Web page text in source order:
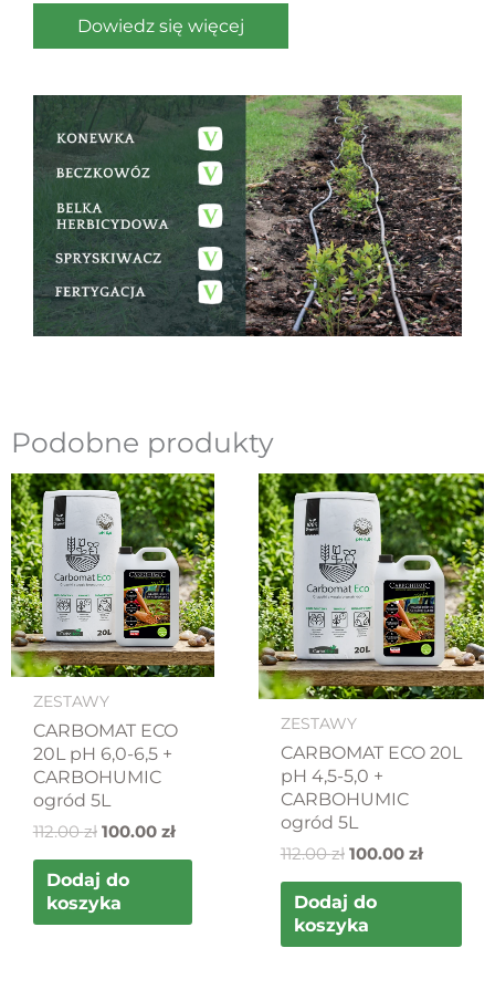
Dowiedz się więcej
Podobne produkty
ZESTAWY
CARBOMAT ECO
20L pH 6,0-6,5 +
CARBOHUMIC
ogród 5L
112.00zł
Pierwotna
cena
wynosiła:
112.00 zł.
100.00 zł
Aktualna
cena
wynosi:
100.00 zł.
Dodaj do
koszyka
ZESTAWY
CARBOMAT ECO 20L
pH 4,5-5,0 +
CARBOHUMIC
ogród 5L
112.00zł
Pierwotna
cena
wynosiła:
112.00 zł.
100.00 zł
cena
wynosi:
100.00
Dodaj do
koszyka